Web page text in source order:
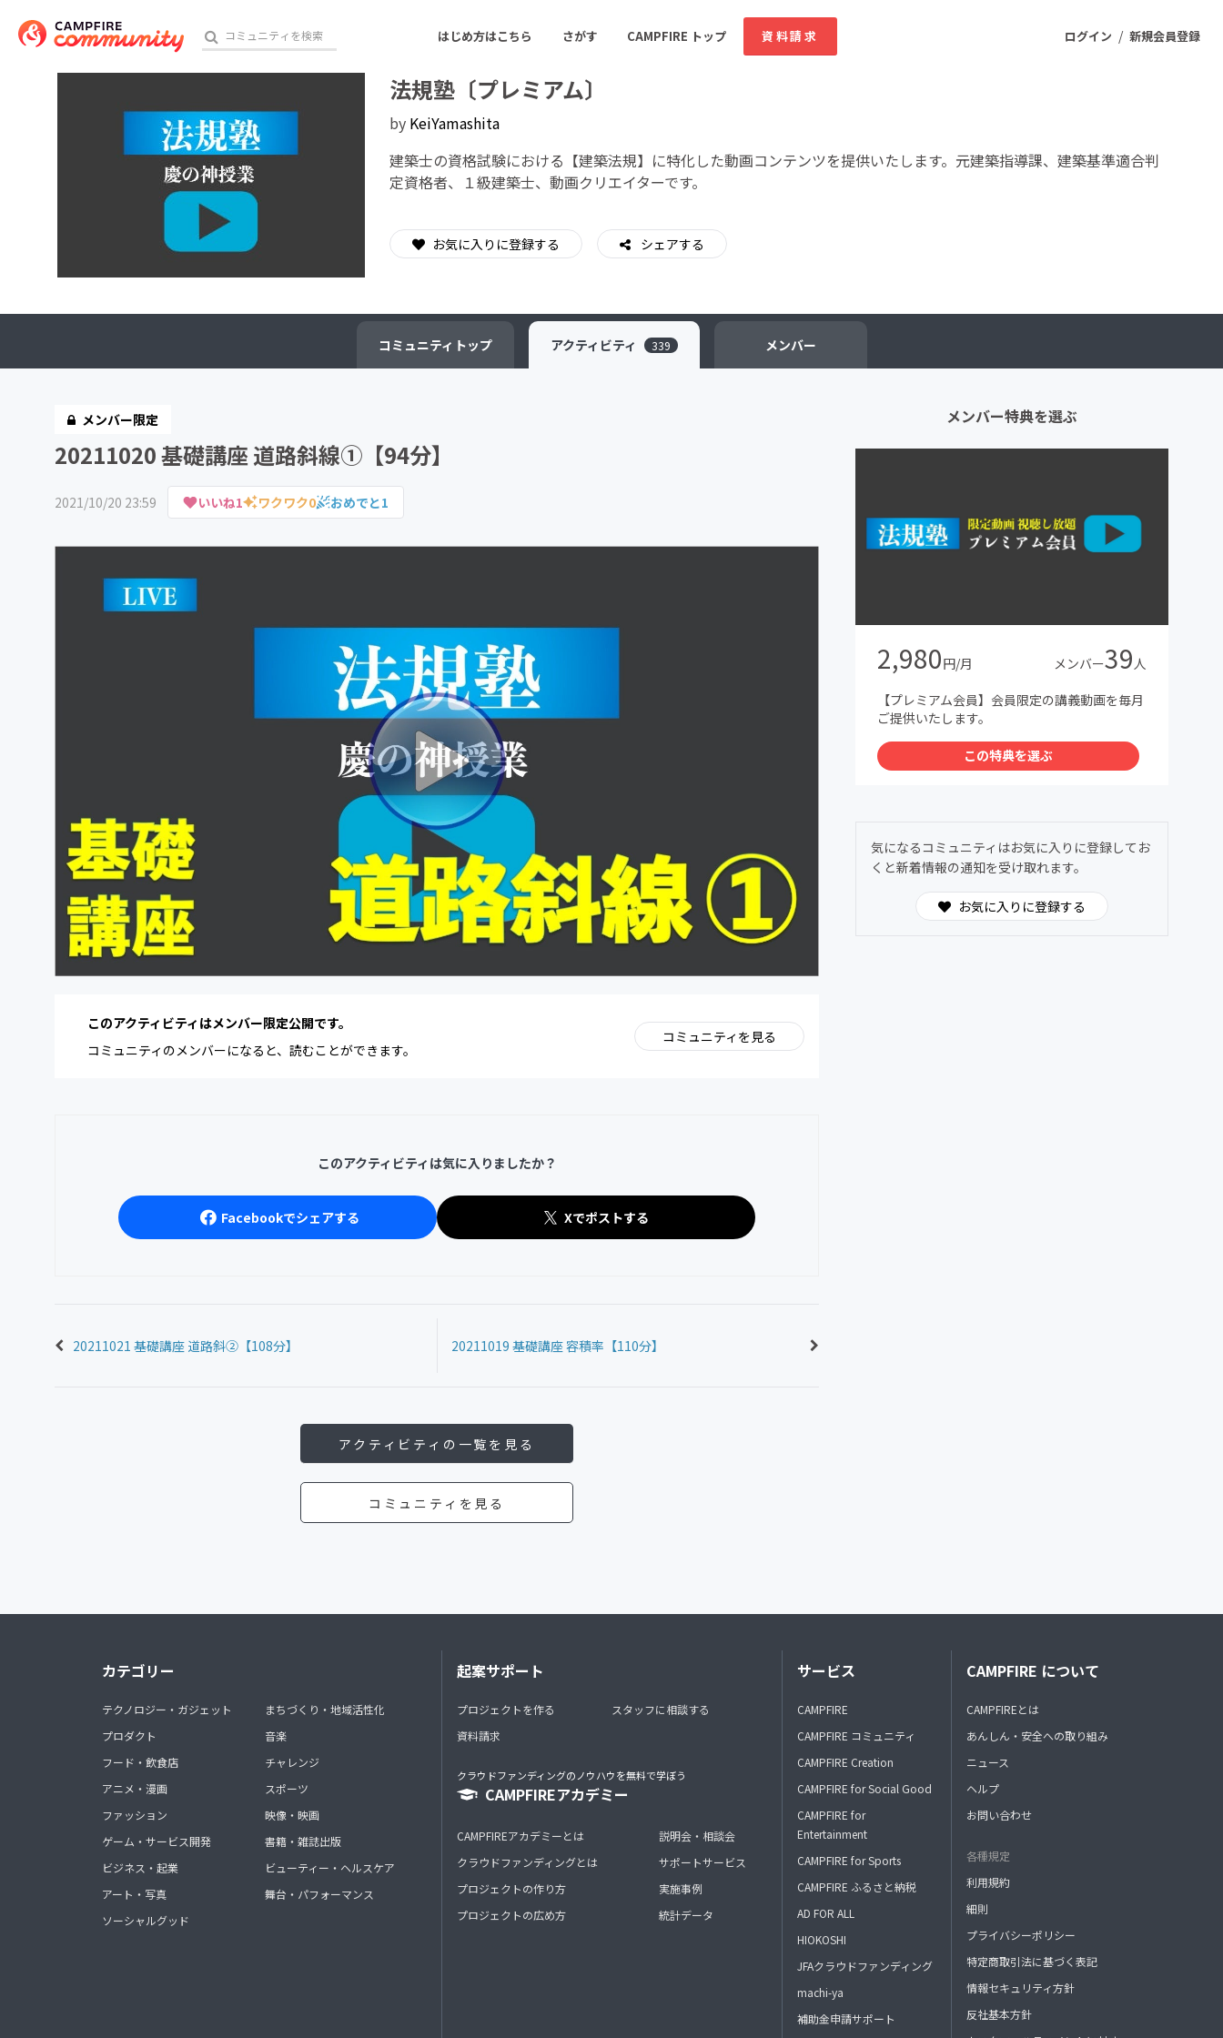
ログイン / 新規会員登録
はじめ方はこちら さがす CAMPFIRE トップ 資料請求
おすすめのコミュニティ 人気のコミュニティ 新着のコミュニティ
アート・写真
テクノロジー・ガジェット
ゲーム・サービス開発 フード・飲食店
ソーシャルグッド ビューティー・ヘルスケア
チャレンジ
法規塾〔プレミアム〕
by KeiYamashita
建築士の資格試験における【建築法規】に特化した動画コンテンツを提供いたします。元建築指導課、建築基準適合判
定資格者、１級建築士、動画クリエイターです。
お気に入りに登録する シェアする
コミュニティ トップ アクティビティ 339 メンバー
メンバー限定
20211020 基礎講座 道路斜線①【94分】
2021/10/20 23:59 いいね1 ワクワク0 おめでと1
このアクティビティはメンバー限定公開です。
コミュニティのメンバーになると、読むことができます。
コミュニティを見る
このアクティビティは気に入りましたか？
Facebookでシェアする Xでポストする
20211021 基礎講座 道路斜②【108分】 20211019 基礎講座 容積率【110分】
アクティビティの一覧を見る
コミュニティを見る
メンバー特典を選ぶ
2,980円/月 メンバー39 人
【プレミアム会員】会員限定の講義動画を毎月
ご提供いたします。
この特典を選ぶ
気になるコミュニティはお気に入りに登録してお
くと新着情報の通知を受け取れます。
お気に入りに登録する
カテゴリー
テクノロジー・ガジェット
プロダクト
フード・飲食店
アニメ・漫画
ファッション
ゲーム・サービス開発
ビジネス・起業
アート・写真
ソーシャルグッド
まちづくり・地域活性化
音楽
チャレンジ
スポーツ
映像・映画
書籍・雑誌出版
ビューティー・ヘルスケア
舞台・パフォーマンス
起案サポート
プロジェクトを作る
資料請求
スタッフに相談する
クラウドファンディングのノウハウを無料で学ぼう
CAMPFIREアカデミー
CAMPFIREアカデミーとは
クラウドファンディングとは
プロジェクトの作り方
プロジェクトの広め方
説明会・相談会
サポートサービス
実施事例
統計データ
サービス
CAMPFIRE
CAMPFIRE コミュニティ
CAMPFIRE Creation
CAMPFIRE for Social Good
CAMPFIRE for
Entertainment
CAMPFIRE for Sports
CAMPFIRE ふるさと納税
AD FOR ALL
HIOKOSHI
JFAクラウドファンディング
machi-ya
補助金申請サポート
CAMPFIRE について
CAMPFIREとは
あんしん・安全への取り組み
ニュース
ヘルプ
お問い合わせ
各種規定
利用規約
細則
プライバシーポリシー
特定商取引法に基づく表記
情報セキュリティ方針
反社基本方針